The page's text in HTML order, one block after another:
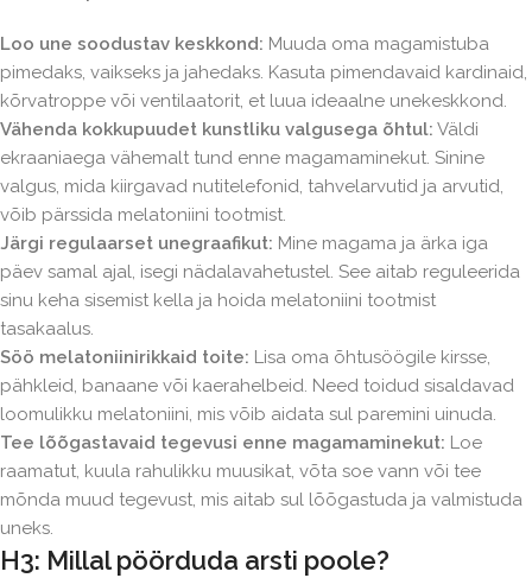
Loo une soodustav keskkond: Muuda oma magamistuba
pimedaks, vaikseks ja jahedaks. Kasuta pimendavaid kardinaid,
kõrvatroppe või ventilaatorit, et luua ideaalne unekeskkond.
Vähenda kokkupuudet kunstliku valgusega õhtul: Väldi
ekraaniaega vähemalt tund enne magamaminekut. Sinine
valgus, mida kiirgavad nutitelefonid, tahvelarvutid ja arvutid,
võib pärssida melatoniini tootmist.
Järgi regulaarset unegraafikut: Mine magama ja ärka iga
päev samal ajal, isegi nädalavahetustel. See aitab reguleerida
sinu keha sisemist kella ja hoida melatoniini tootmist
tasakaalus.
Söö melatoniinirikkaid toite: Lisa oma õhtusöögile kirsse,
pähkleid, banaane või kaerahelbeid. Need toidud sisaldavad
loomulikku melatoniini, mis võib aidata sul paremini uinuda.
Tee lõõgastavaid tegevusi enne magamaminekut: Loe
raamatut, kuula rahulikku muusikat, võta soe vann või tee
mõnda muud tegevust, mis aitab sul lõõgastuda ja valmistuda
uneks.
H3: Millal pöörduda arsti poole?